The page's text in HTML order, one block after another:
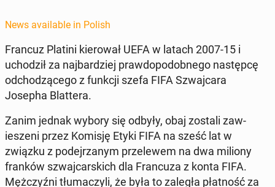
News available in Polish
Francuz Platini kierował UEFA w latach 2007-15 i
uchodz­ił za na­jbardziej praw­dopodob­ne­go następcę
od­chodzącego z funkcji szefa FIFA Szwa­j­cara
Josepha Blat­tera.
Zanim jednak wybory się odbyły, obaj zostali za­w­
ieszeni przez Komisję Etyki FIFA na sześć lat w
związku z pode­jrzanym przelewem na dwa miliony
franków szwa­j­cars­kich dla Fran­cuza z konta FIFA.
Mężczyźni tłu­maczyli, że była to zaległa płat­ność za